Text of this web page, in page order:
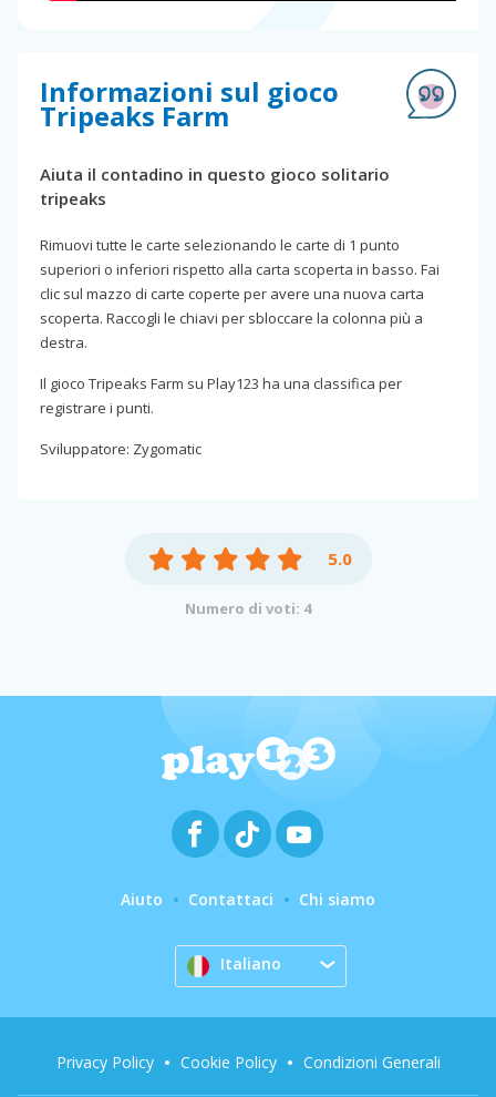
Informazioni sul gioco
Tripeaks Farm
Aiuta il contadino in questo gioco solitario
tripeaks
Rimuovi tutte le carte selezionando le carte di 1 punto
superiori o inferiori rispetto alla carta scoperta in basso. Fai
clic sul mazzo di carte coperte per avere una nuova carta
scoperta. Raccogli le chiavi per sbloccare la colonna più a
destra.
Il gioco Tripeaks Farm su Play123 ha una classifica per
registrare i punti.
Sviluppatore: Zygomatic
5.0
Numero di voti: 4
Aiuto Contattaci Chi siamo
Italiano
Privacy Policy Cookie Policy Condizioni Generali